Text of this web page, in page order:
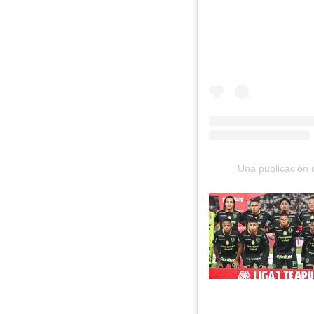
Una publicación